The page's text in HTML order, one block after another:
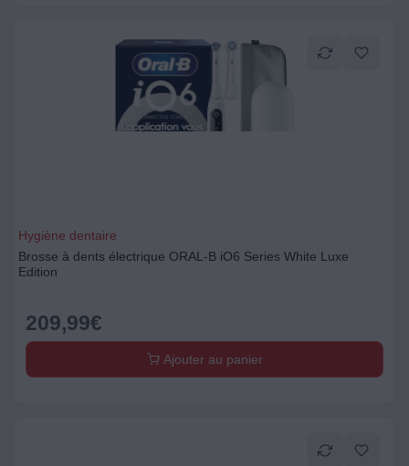
Hygiène dentaire
Brosse à dents électrique ORAL-B iO6 Series White Luxe
Edition
209,99€
Ajouter au panier